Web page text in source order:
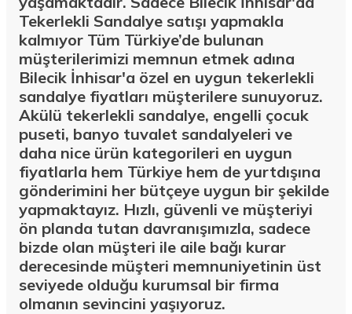
Tekerlekli Sandalye satışı yapmakla
kalmıyor Tüm Türkiye’de bulunan
müşterilerimizi memnun etmek adına
Bilecik İnhisar'a özel en uygun tekerlekli
sandalye fiyatları müşterilere sunuyoruz.
Akülü tekerlekli sandalye, engelli çocuk
puseti, banyo tuvalet sandalyeleri ve
daha nice ürün kategorileri en uygun
fiyatlarla hem Türkiye hem de yurtdışına
gönderimini her bütçeye uygun bir şekilde
yapmaktayız. Hızlı, güvenli ve müşteriyi
ön planda tutan davranışımızla, sadece
bizde olan müşteri ile aile bağı kurar
derecesinde müşteri memnuniyetinin üst
seviyede olduğu kurumsal bir firma
olmanın sevincini yaşıyoruz.